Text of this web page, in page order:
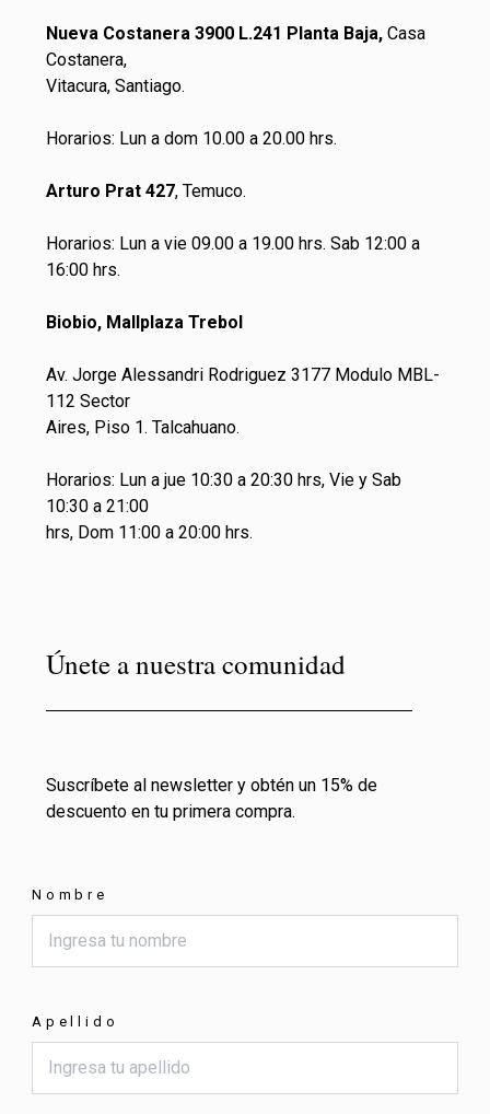
Nueva Costanera 3900 L.241 Planta Baja, Casa
Costanera,
Vitacura, Santiago.
Horarios: Lun a dom 10.00 a 20.00 hrs.
Arturo Prat 427, Temuco.
Horarios: Lun a vie 09.00 a 19.00 hrs. Sab 12:00 a
16:00 hrs.
Biobio, Mallplaza Trebol
Av. Jorge Alessandri Rodriguez 3177 Modulo MBL-
112 Sector
Aires, Piso 1. Talcahuano.
Horarios: Lun a jue 10:30 a 20:30 hrs, Vie y Sab
10:30 a 21:00
hrs, Dom 11:00 a 20:00 hrs.
Únete a nuestra comunidad
Suscríbete al newsletter y obtén un 15% de
descuento en tu primera compra.
Nombre
Apellido